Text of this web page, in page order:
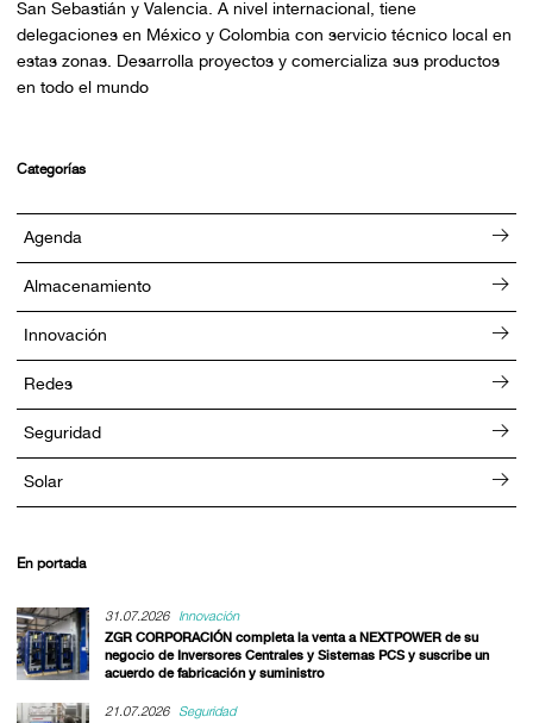
San Sebastián y Valencia. A nivel internacional, tiene
delegaciones en México y Colombia con servicio técnico local en
estas zonas. Desarrolla proyectos y comercializa sus productos
en todo el mundo
Categorías
Agenda
Almacenamiento
Innovación
Redes
Seguridad
Solar
En portada
31.07.2026
Innovación
ZGR CORPORACIÓN completa la venta a NEXTPOWER de su
negocio de Inversores Centrales y Sistemas PCS y suscribe un
acuerdo de fabricación y suministro
21.07.2026
Seguridad